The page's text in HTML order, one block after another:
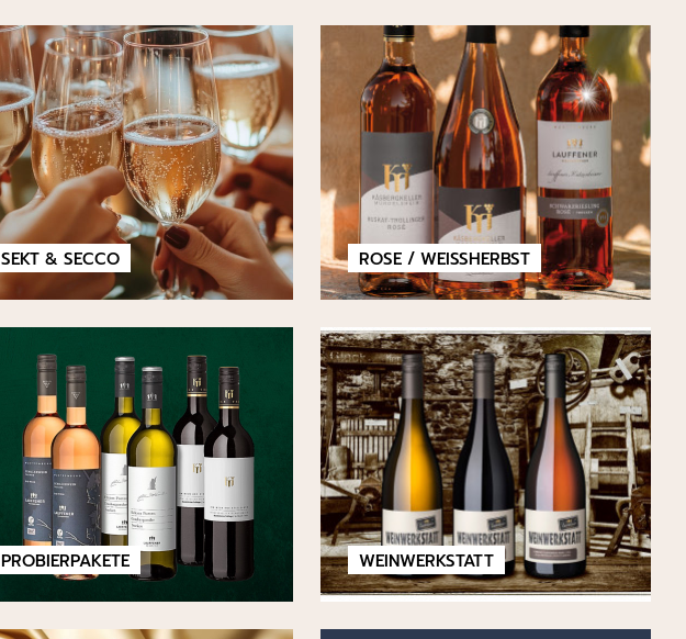
SEKT & SECCO ROSE / WEISSHERBST
PROBIERPAKETE WEINWERKSTATT